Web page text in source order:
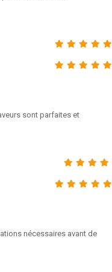
sont parfaites et
nécessaires avant de